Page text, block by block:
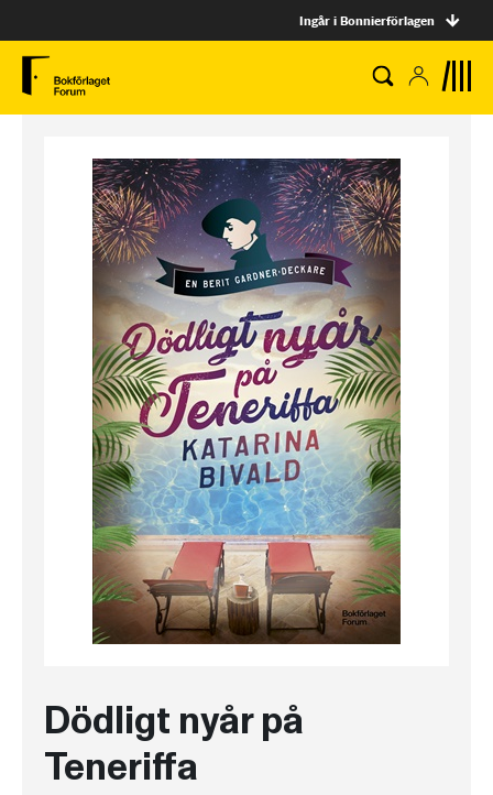
Ingår i Bonnierförlagen
Dödligt nyår på
Teneriffa